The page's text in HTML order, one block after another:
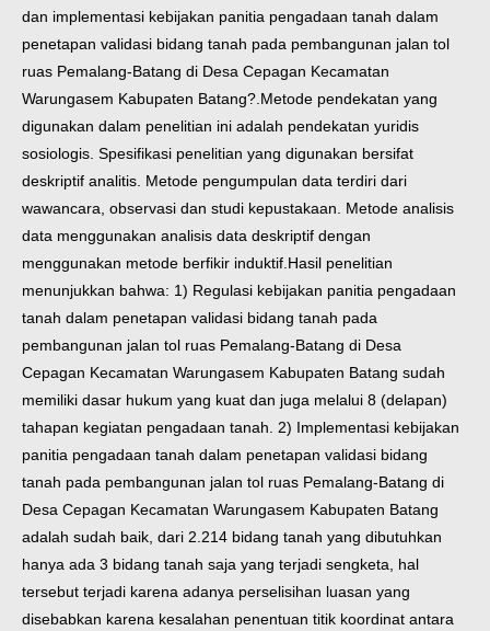
dan implementasi kebijakan panitia pengadaan tanah dalam
penetapan validasi bidang tanah pada pembangunan jalan tol
ruas Pemalang-Batang di Desa Cepagan Kecamatan
Warungasem Kabupaten Batang?.Metode pendekatan yang
digunakan dalam penelitian ini adalah pendekatan yuridis
sosiologis. Spesifikasi penelitian yang digunakan bersifat
deskriptif analitis. Metode pengumpulan data terdiri dari
wawancara, observasi dan studi kepustakaan. Metode analisis
data menggunakan analisis data deskriptif dengan
menggunakan metode berfikir induktif.Hasil penelitian
menunjukkan bahwa: 1) Regulasi kebijakan panitia pengadaan
tanah dalam penetapan validasi bidang tanah pada
pembangunan jalan tol ruas Pemalang-Batang di Desa
Cepagan Kecamatan Warungasem Kabupaten Batang sudah
memiliki dasar hukum yang kuat dan juga melalui 8 (delapan)
tahapan kegiatan pengadaan tanah. 2) Implementasi kebijakan
panitia pengadaan tanah dalam penetapan validasi bidang
tanah pada pembangunan jalan tol ruas Pemalang-Batang di
Desa Cepagan Kecamatan Warungasem Kabupaten Batang
adalah sudah baik, dari 2.214 bidang tanah yang dibutuhkan
hanya ada 3 bidang tanah saja yang terjadi sengketa, hal
tersebut terjadi karena adanya perselisihan luasan yang
disebabkan karena kesalahan penentuan titik koordinat antara